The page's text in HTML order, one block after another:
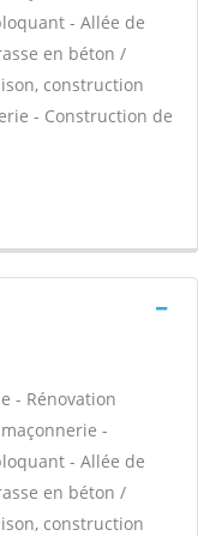
- Allée de
en béton /
construction
- Construction de
- Rénovation
-
- Allée de
en béton /
construction